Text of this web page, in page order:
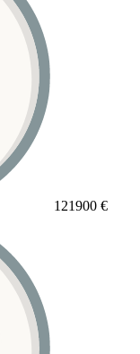
121900 €